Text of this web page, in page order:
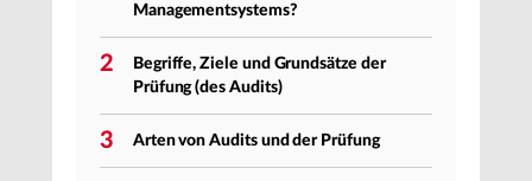
Managementsystems?
2
Begriffe, Ziele und Grundsätze der
Prüfung (des Audits)
3 Arten von Audits und der Prüfung